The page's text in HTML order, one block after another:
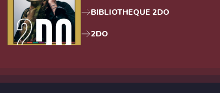
BIBLIOTHEQUE 2DO
2DO